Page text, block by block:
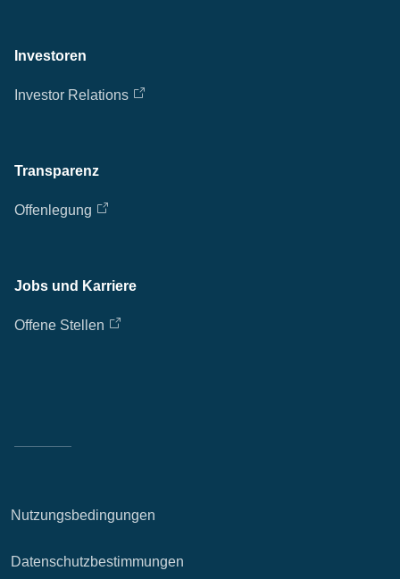
Investoren
Investor Relations
Transparenz
Offenlegung
Jobs und Karriere
Offene Stellen
Nutzungsbedingungen
Datenschutzbestimmungen